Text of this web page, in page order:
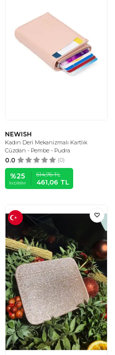
NEWISH
Kadın Deri Mekanizmalı Kartlık
Cüzdan - Pembe - Pudra
0.0 (0)
%25
İNDIRIM
614,76TL
461,06 TL